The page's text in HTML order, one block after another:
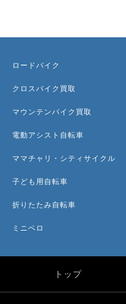
ロードバイク
クロスバイク買取
マウンテンバイク買取
電動アシスト自転車
ママチャリ・シティサイクル
子ども用自転車
折りたたみ自転車
ミニベロ
トップ